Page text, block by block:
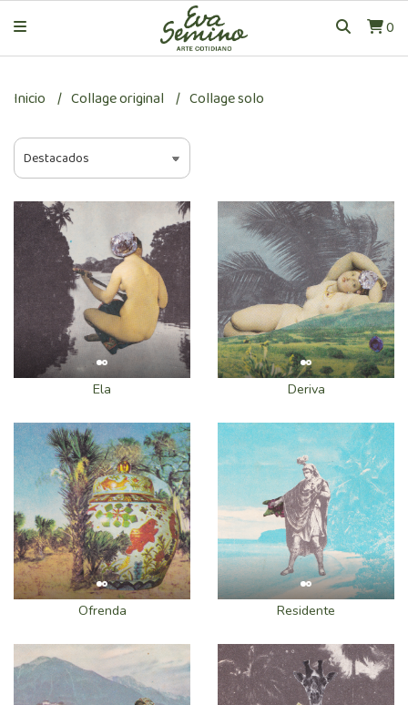
0
Inicio Collage original Collage solo
Ela Deriva
Ofrenda Residente